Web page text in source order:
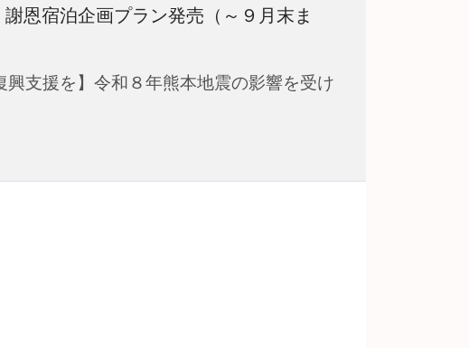
宿泊企画プラン発売（～９月末ま
支援を】令和８年熊本地震の影響を受け